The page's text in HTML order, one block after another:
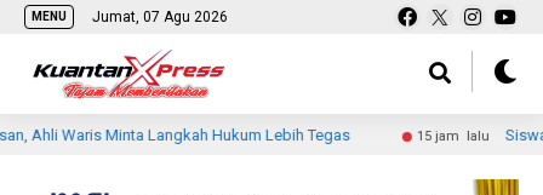
MENU Jumat, 07 Agu 2026
Langkah Hukum Lebih Tegas 15 jam lalu Siswa MTsN 2